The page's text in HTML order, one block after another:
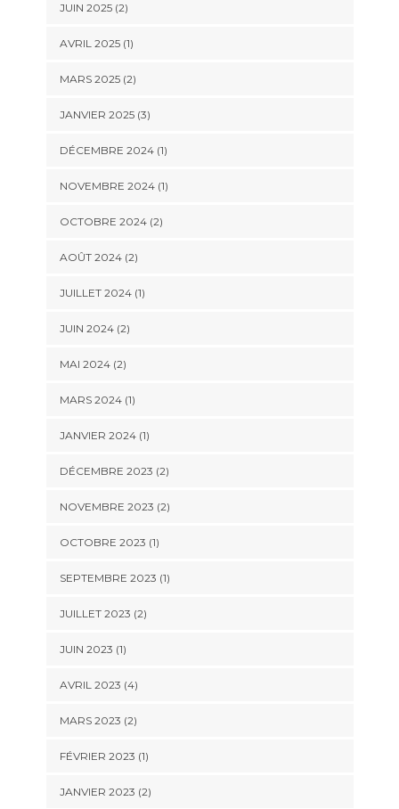
JUIN 2025(2)
AVRIL 2025(1)
MARS 2025(2)
JANVIER 2025(3)
DÉCEMBRE 2024(1)
NOVEMBRE 2024(1)
OCTOBRE 2024(2)
AOÛT 2024(2)
JUILLET 2024(1)
JUIN 2024(2)
MAI 2024(2)
MARS 2024(1)
JANVIER 2024(1)
DÉCEMBRE 2023 (2)
NOVEMBRE 2023 (2)
OCTOBRE 2023 (1)
SEPTEMBRE 2023 (1)
JUILLET 2023 (2)
JUIN 2023 (1)
AVRIL 2023 (4)
MARS 2023 (2)
FÉVRIER 2023 (1)
JANVIER 2023 (2)